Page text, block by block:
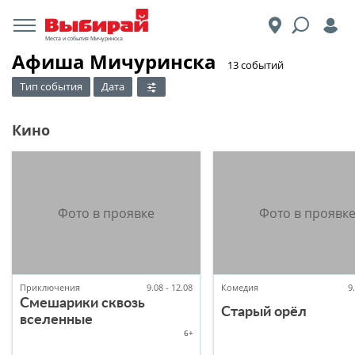
Места и события Мичуринска
Афиша Мичуринска
​13 событий
Тип события
Дата
Кино
Приключения 9.08 - 12.08
Смешарики сквозь
вселенные
6+
Комедия
Старый орёл